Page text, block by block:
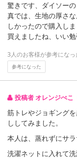
驚きです、ダイソー
真では、生地の厚さ
しかったので購入し
買えましたね、いい勉
3人のお客様が参考にな
参考になった
投稿者 オレンジぺこ
筋トレやジョギング
ししてみました。
本人は、蒸れずにサ
洗濯ネットに入れて